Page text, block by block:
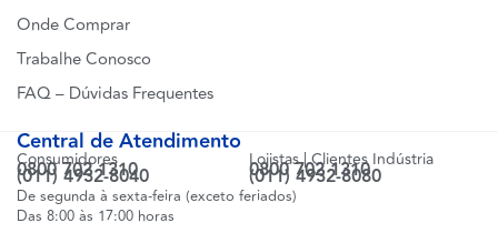
Onde Comprar
Trabalhe Conosco
FAQ – Dúvidas Frequentes
Central de Atendimento
Consumidores
0800 702 1310
(011) 4932-8040
Lojistas | Clientes Indústria
0800 702 1310
(011) 4932-8080
De segunda à sexta-feira (exceto feriados)
Das 8:00 às 17:00 horas